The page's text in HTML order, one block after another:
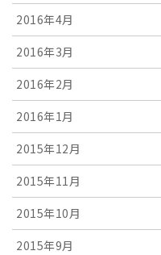
2016年4月
2016年3月
2016年2月
2016年1月
2015年12月
2015年11月
2015年10月
2015年9月